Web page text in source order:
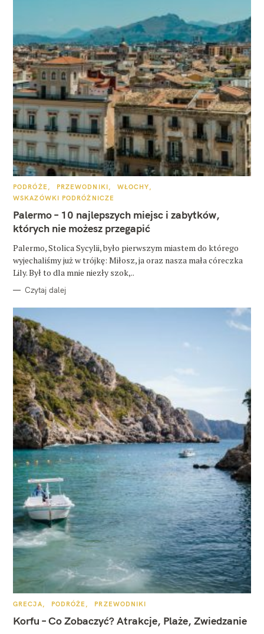
K
T
G
R
PODRÓŻE PRZEWODNIKI
WŁOCHY
WSKAZÓWKI PODRÓŻNICZE
Palermo – 10 najlepszych miejsc i zabytków,
których nie możesz przegapić
Palermo, Stolica Sycylii, było pierwszym miastem do którego
wyjechaliśmy już w trójkę: Miłosz, ja oraz nasza mała córeczka
Lily. Był to dla mnie niezły szok,..
Czytaj dalej
K
T
E
GRECJA PODRÓŻE PRZEWODNIKI
Korfu – Co Zobaczyć? Atrakcje, Plaże, Zwiedzanie